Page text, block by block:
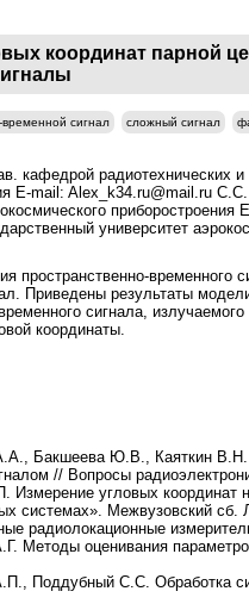
координат парной
временной сигнал сложный сигнал
кафедрой радиотехнических и
E-mail: Alex_k34.ru@mail.ru
университет
пространственно-временного
Приведены результаты
сигнала,
координаты.
Бакшеева Ю.В., Каяткин В.Н.
// Вопросы
угловых координат
системах». Межвузовский
радиолокационные
Методы оценивания
Поддубный С.С. Обработка